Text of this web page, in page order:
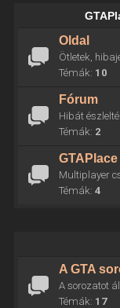
Oldal
Ötletek,
Témák: 10
Fórum
Hibát
Témák: 2
Multiplayer
Témák: 4
A GTA
A sorozatot
Témák: 17